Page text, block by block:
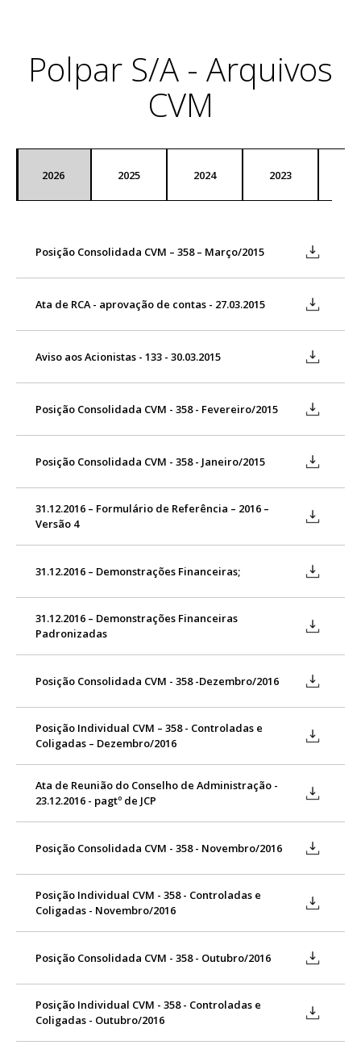
Polpar S/A - Arquivos
CVM
2026 2025 2024 2023
Posição Consolidada CVM – 358 – Março/2015
Ata de RCA - aprovação de contas - 27.03.2015
Aviso aos Acionistas - 133 - 30.03.2015
Posição Consolidada CVM - 358 - Fevereiro/2015
Posição Consolidada CVM - 358 - Janeiro/2015
31.12.2016 – Formulário de Referência – 2016 –
Versão 4
31.12.2016 – Demonstrações Financeiras;
31.12.2016 – Demonstrações Financeiras
Padronizadas
Posição Consolidada CVM - 358 -Dezembro/2016
Posição Individual CVM – 358 - Controladas e
Coligadas – Dezembro/2016
Ata de Reunião do Conselho de Administração -
23.12.2016 - pagtº de JCP
Posição Consolidada CVM - 358 - Novembro/2016
Posição Individual CVM - 358 - Controladas e
Coligadas - Novembro/2016
Posição Consolidada CVM - 358 - Outubro/2016
Posição Individual CVM - 358 - Controladas e
Coligadas - Outubro/2016